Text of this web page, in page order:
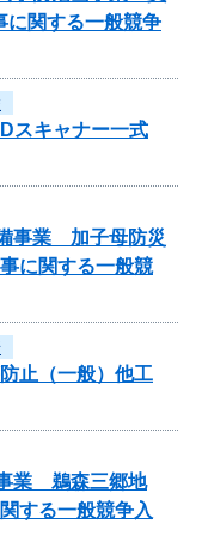
関する一般競争
スキャナー一式
事業 加子母防災
に関する一般競
止（一般）他工
事業 鵜森三郷地
する一般競争入